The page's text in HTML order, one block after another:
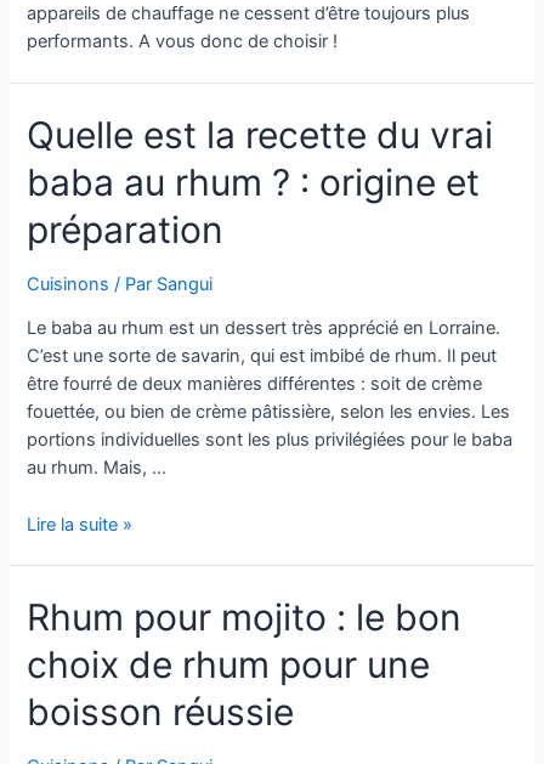
de
vacances
appareils de chauffage ne cessent d’être toujours plus
performants. A vous donc de choisir !
Quelle est la recette du vrai
baba au rhum ? : origine et
préparation
Cuisinons / Par Sangui
Le baba au rhum est un dessert très apprécié en Lorraine.
C’est une sorte de savarin, qui est imbibé de rhum. Il peut
être fourré de deux manières différentes : soit de crème
fouettée, ou bien de crème pâtissière, selon les envies. Les
portions individuelles sont les plus privilégiées pour le baba
au rhum. Mais, …
Quelle
recette
du
vrai
au
Lire la suite »
Rhum pour mojito : le bon
choix de rhum pour une
boisson réussie